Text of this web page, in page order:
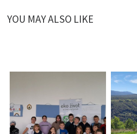
YOU MAY ALSO LIKE